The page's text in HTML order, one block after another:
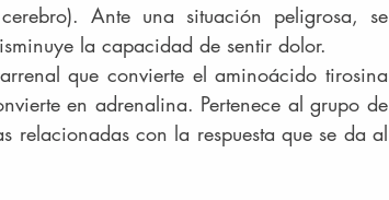
Ante una situación peligrosa, se
la capacidad de sentir dolor.
que convierte el aminoácido tirosina
en adrenalina. Pertenece al grupo de
relacionadas con la respuesta que se da al